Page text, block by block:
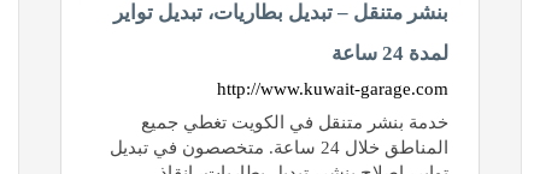
بنشر متنقل – تبديل بطاريات، تبديل تواير
لمدة 24 ساعة
http://www.kuwait-garage.com
خدمة بنشر متنقل في الكويت تغطي جميع
المناطق خلال 24 ساعة. متخصصون في تبديل